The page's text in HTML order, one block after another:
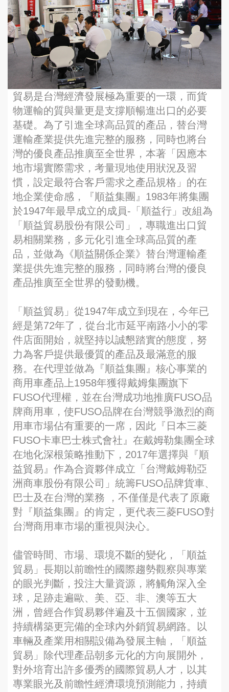
貿易是台灣經濟發展極為重要的一環，而貨
物運輸的質與量更是支撐順暢進出口的必要
基礎。為了引進全球高品質的產品，替台灣
運輸產業提供先進完整的服務，同時也將台
灣的優良產品推廣至全世界，本著「因應本
地市場實際需求，考量現地使用狀況及習
慣，設定最符合客戶需求之產品規格」的在
地企業使命感，『順益集團』1983年將集團
於1947年最早成立的成員-「順益行」改組為
「順益貿易股份有限公司」，專職進出口貿
易相關業務，多元化引進全球高品質的產
品，並做為《順益關係企業》替台灣運輸產
業提供先進完整的服務，同時將台灣的優良
產品推廣至全世界的發動機。
「順益貿易」從1947年成立到現在，今年已
經是第72年了，從台北市延平南路小小的零
件店面開始，就堅持以誠懇踏實的態度，努
力為客戶提供最優質的產品及最滿意的服
務。在代理並做為『順益集團』核心事業的
商用車產品上1958年獲得戴姆集團旗下
FUSO代理權，並在台灣成功地推廣FUSO品
牌商用車，使FUSO品牌在台灣競爭激烈的商
用車市場佔有重要的一席，因此『日本三菱
FUSO卡車巴士株式會社』在戴姆勒集團全球
在地化深根策略推動下，2017年選擇與『順
益貿易』作為合資夥伴成立「台灣戴姆勒亞
洲商車股份有限公司」統籌FUSO品牌貨車、
巴士及在台灣的業務 ，不僅僅是代表了原廠
對『順益集團』的肯定，更代表三菱FUSO對
台灣商用車市場的重視與決心。
儘管時間、市場、環境不斷的變化，「順益
貿易」長期以前瞻性的國際趨勢觀察與專業
的眼光判斷，投注大量資源，將觸角深入全
球，足跡走遍歐、美、亞、非、澳等五大
洲，曾經合作貿易夥伴遍及十五個國家，並
持續構築更完備的全球內外銷貿易網路。以
車輛及產業用相關設備為發展主軸，「順益
貿易」除代理產品朝多元化的方向展開外，
對外培育出許多優秀的國際貿易人才，以其
專業眼光及前瞻性經濟環境預測能力，持續